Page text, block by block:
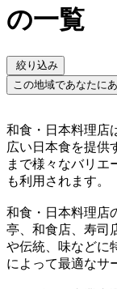
の一覧
絞り込み
この地域であなたに
和食・日本料理店
広い日本食を提供
まで様々なバリエ
も利用されます。
和食・日本料理店
亭、和食店、寿司
や伝統、味などに
によって最適なサ